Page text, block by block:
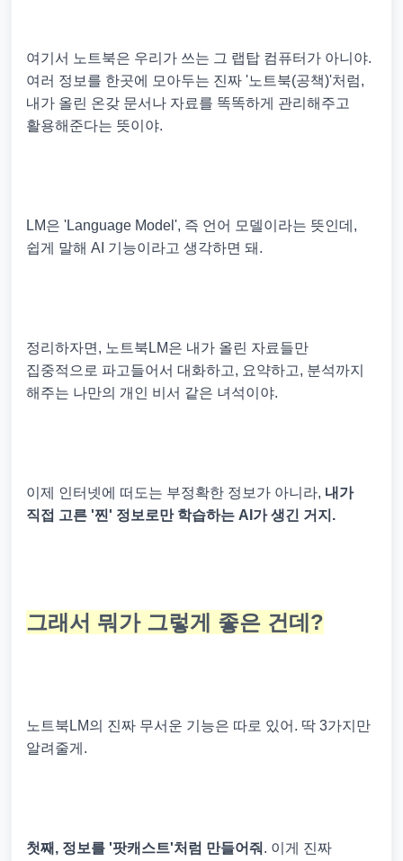
여기서 노트북은 우리가 쓰는 그 랩탑 컴퓨터가 아니야.
여러 정보를 한곳에 모아두는 진짜 '노트북(공책)'처럼,
내가 올린 온갖 문서나 자료를 똑똑하게 관리해주고
활용해준다는 뜻이야.
LM은 'Language Model', 즉 언어 모델이라는 뜻인데,
쉽게 말해 AI 기능이라고 생각하면 돼.
정리하자면, 노트북LM은 내가 올린 자료들만
집중적으로 파고들어서 대화하고, 요약하고, 분석까지
해주는 나만의 개인 비서 같은 녀석이야.
이제 인터넷에 떠도는 부정확한 정보가 아니라, 내가
직접 고른 '찐' 정보로만 학습하는 AI가 생긴 거지.
그래서 뭐가 그렇게 좋은 건데?
노트북LM의 진짜 무서운 기능은 따로 있어. 딱 3가지만
알려줄게.
첫째, 정보를 '팟캐스트'처럼 만들어줘 . 이게 진짜